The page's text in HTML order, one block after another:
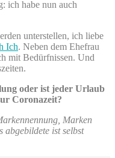
ich habe nun auch
unterstellen, ich liebe
Ich. Neben dem Ehefrau
mit Bedürfnissen. Und
oder ist jeder Urlaub
Coronazeit?
Marken
ist selbst